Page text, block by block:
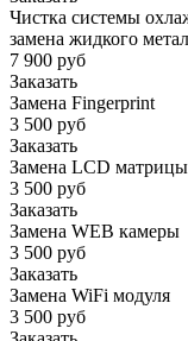
Чистка системы
замена жидкого
7 900 руб
Заказать
Замена Fingerprint
3 500 руб
Заказать
Замена LCD матрицы
3 500 руб
Заказать
Замена WEB камеры
3 500 руб
Заказать
Замена WiFi модуля
3 500 руб